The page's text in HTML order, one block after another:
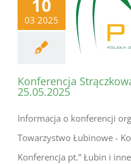
10
03 2025
Konferencja
25.05.2025
Informacja o konferencji
Towarzystwo Łubinowe -
Konferencja pt.” Łubin i